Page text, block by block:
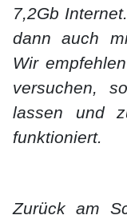
7,2Gb
dann auch
Wir
versuchen,
lassen und
funktioniert.
Zurück am